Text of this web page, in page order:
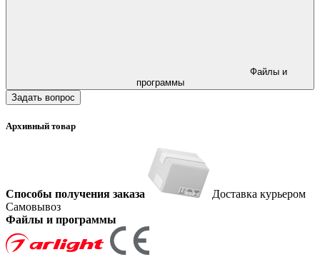
программы
Задать вопрос
Архивный товар
Способы получения заказа
Доставка курьером
Самовывоз
Файлы и программы